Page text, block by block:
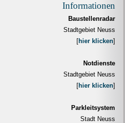
Informationen
Baustellenradar
Stadtgebiet Neuss
[hier klicken]
Notdienste
Stadtgebiet Neuss
[hier klicken]
Parkleitsystem
Stadt Neuss